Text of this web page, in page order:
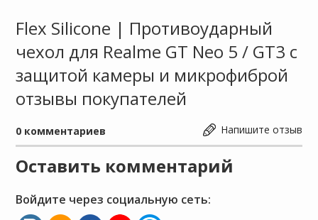
Flex Silicone | Противоударный
чехол для Realme GT Neo 5 / GT3 с
защитой камеры и микрофиброй
отзывы покупателей
Напишите отзыв
0 комментариев
Оставить комментарий
Войдите через социальную сеть: